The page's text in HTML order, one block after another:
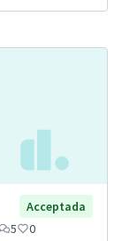
Acceptada
5 0